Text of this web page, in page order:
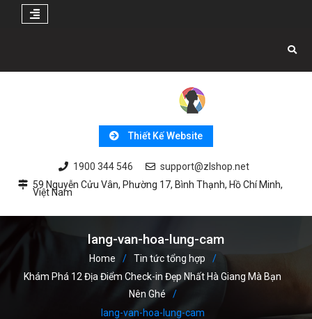
content
Thiết Kế Website
1900 344 546
support@zlshop.net
59 Nguyễn Cửu Vân, Phường 17, Bình Thạnh, Hồ Chí Minh,
Việt Nam
lang-van-hoa-lung-cam
Home
Tin tức tổng hợp
Khám Phá 12 Địa Điểm Check-in Đẹp Nhất Hà Giang Mà Bạn
Nên Ghé
lang-van-hoa-lung-cam